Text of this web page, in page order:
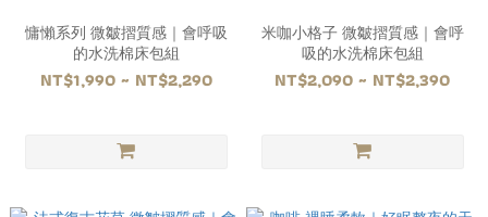
慵懶系列 微皺摺質感｜會呼吸
的水洗棉床包組
NT$1,990 ~ NT$2,290
米咖小格子 微皺摺質感｜會呼
吸的水洗棉床包組
NT$2,090 ~ NT$2,390